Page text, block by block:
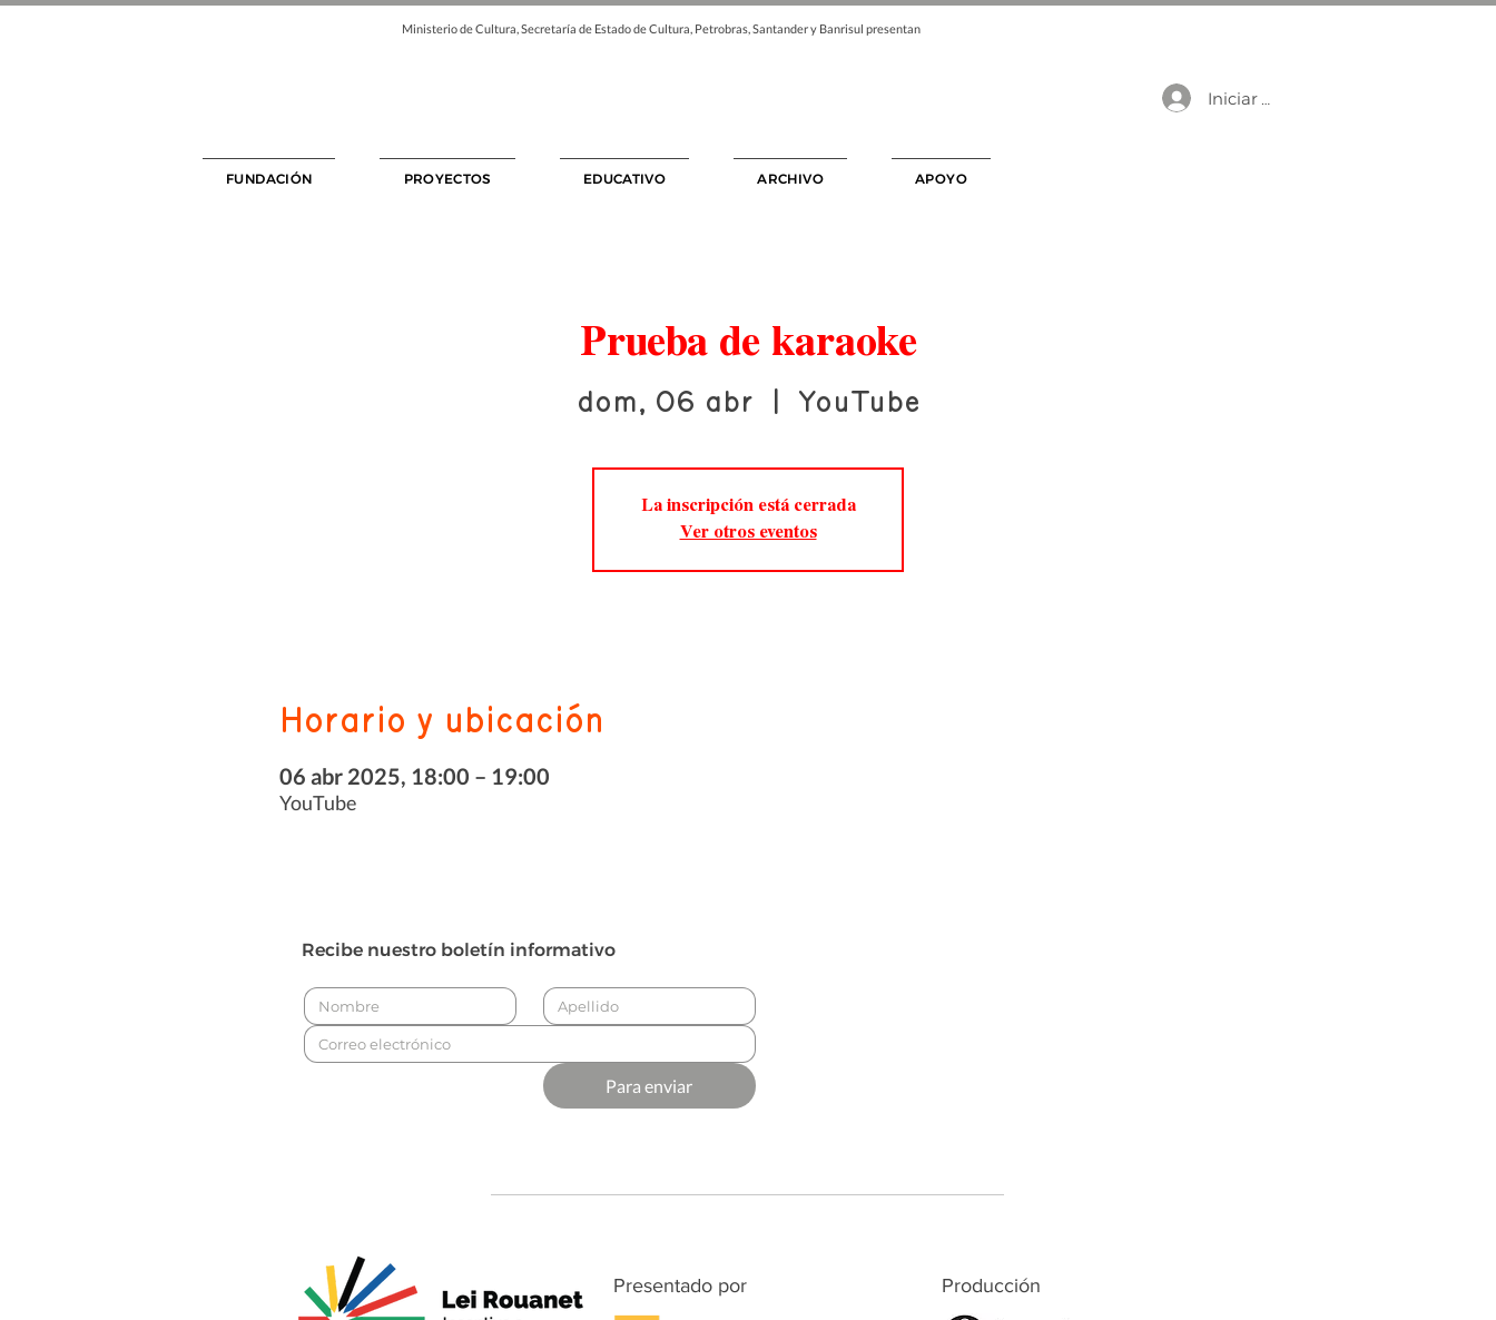
Ministerio de Cultura, Secretaría de Estado de Cultura, Petrobras, Santander y Banrisul presentan
Iniciar sesión
FUNDACIÓN PROYECTOS EDUCATIVO ARCHIVO APOYO
Prueba de karaoke
dom, 06 abr YouTube
La inscripción está cerrada
Ver otros eventos
Horario y ubicación
06 abr 2025, 18:00 – 19:00
YouTube
Recibe nuestro boletín informativo
Para enviar
Presentado por Producción